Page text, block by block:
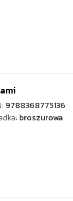
9788368775136
broszurowa